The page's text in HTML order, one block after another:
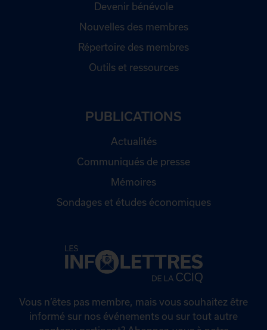
Devenir bénévole
Nouvelles des membres
Répertoire des membres
Outils et ressources
PUBLICATIONS
Actualités
Communiqués de presse
Mémoires
Sondages et études économiques
Vous n’êtes pas membre, mais vous souhaitez être
informé sur nos événements ou sur tout autre